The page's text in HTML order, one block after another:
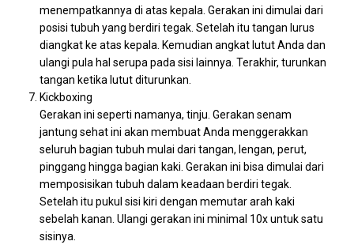
menempatkannya di atas kepala. Gerakan ini dimulai dari
posisi tubuh yang berdiri tegak. Setelah itu tangan lurus
diangkat ke atas kepala. Kemudian angkat lutut Anda dan
ulangi pula hal serupa pada sisi lainnya. Terakhir, turunkan
tangan ketika lutut diturunkan.
Kickboxing
Gerakan ini seperti namanya, tinju. Gerakan senam
jantung sehat ini akan membuat Anda menggerakkan
seluruh bagian tubuh mulai dari tangan, lengan, perut,
pinggang hingga bagian kaki. Gerakan ini bisa dimulai dari
memposisikan tubuh dalam keadaan berdiri tegak.
Setelah itu pukul sisi kiri dengan memutar arah kaki
sebelah kanan. Ulangi gerakan ini minimal 10x untuk satu
sisinya.